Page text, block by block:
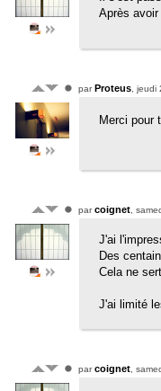
Après
parProteus ,
Merci pour
parcoignet ,
J'ai
Des
Cela ne
J'ai limité
parcoignet ,